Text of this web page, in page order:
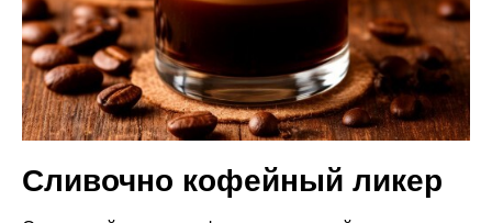
Сливочно кофейный ликер